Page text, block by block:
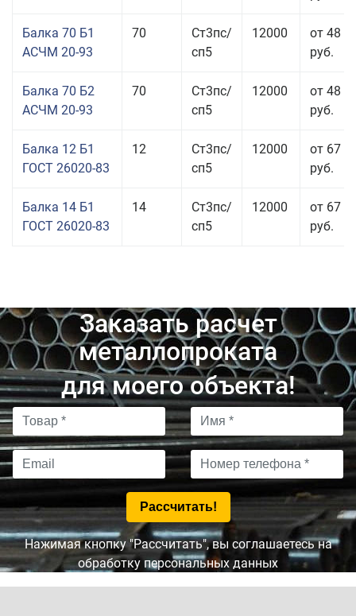
Балка 70 Б1
АСЧМ 20-93
70
Ст3пс/
сп5
12000
от 48
руб.
Балка 70 Б2
АСЧМ 20-93
70
Ст3пс/
сп5
12000
от 48
руб.
Балка 12 Б1
ГОСТ 26020-83
12
Ст3пс/
сп5
12000
от 67
руб.
Балка 14 Б1
ГОСТ 26020-83
14
Ст3пс/
сп5
12000
от 67
руб.
Заказать расчет
металлопроката
для моего объекта!
Нажимая кнопку "Рассчитать", вы соглашаетесь на
обработку персональных данных